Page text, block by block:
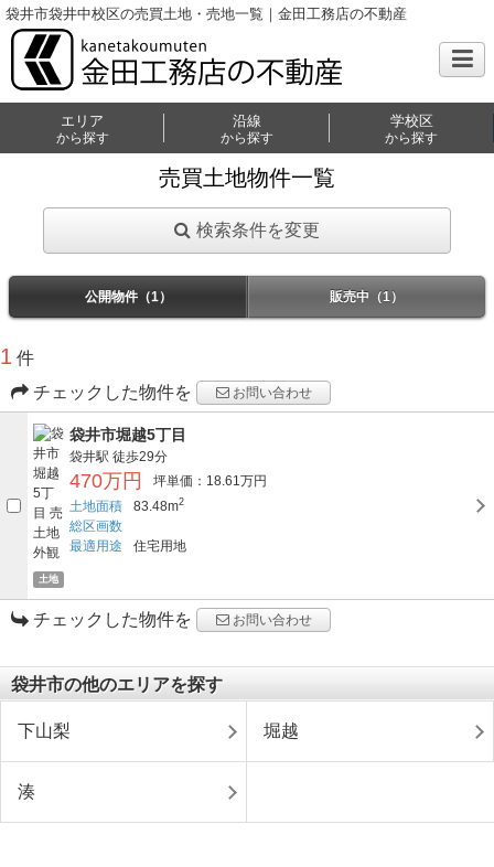
袋井市袋井中校区の売買土地・売地一覧｜金田工務店の不動産
エリア
から探す
沿線
から探す
学校区
から探す
売買土地物件一覧
検索条件を変更
公開物件（1） 販売中（1）
1 件
チェックした物件を
お問い合わせ
土地
袋井市堀越5丁目
袋井駅 徒歩29分
470万円
坪単価：18.61万円
土地面積
83.48m2
総区画数
最適用途
住宅用地
チェックした物件を お問い合わせ
袋井市の他のエリアを探す
下山梨 堀越
湊